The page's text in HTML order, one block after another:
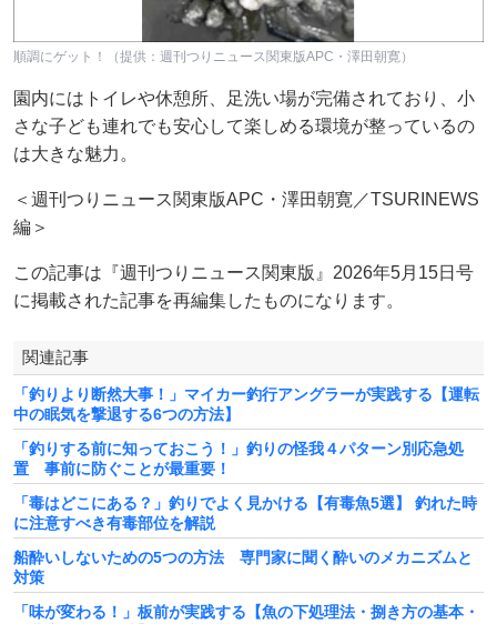
順調にゲット！（提供：週刊つりニュース関東版APC・澤田朝寛）
園内にはトイレや休憩所、足洗い場が完備されており、小
さな子ども連れでも安心して楽しめる環境が整っているの
は大きな魅力。
＜週刊つりニュース関東版APC・澤田朝寛／TSURINEWS
編＞
この記事は『週刊つりニュース関東版』2026年5月15日号
に掲載された記事を再編集したものになります。
関連記事
「釣りより断然大事！」マイカー釣行アングラーが実践する【運転
中の眠気を撃退する6つの方法】
「釣りする前に知っておこう！」釣りの怪我４パターン別応急処
置 事前に防ぐことが最重要！
「毒はどこにある？」釣りでよく見かける【有毒魚5選】 釣れた時
に注意すべき有毒部位を解説
船酔いしないための5つの方法 専門家に聞く酔いのメカニズムと
対策
「味が変わる！」板前が実践する【魚の下処理法・捌き方の基本・